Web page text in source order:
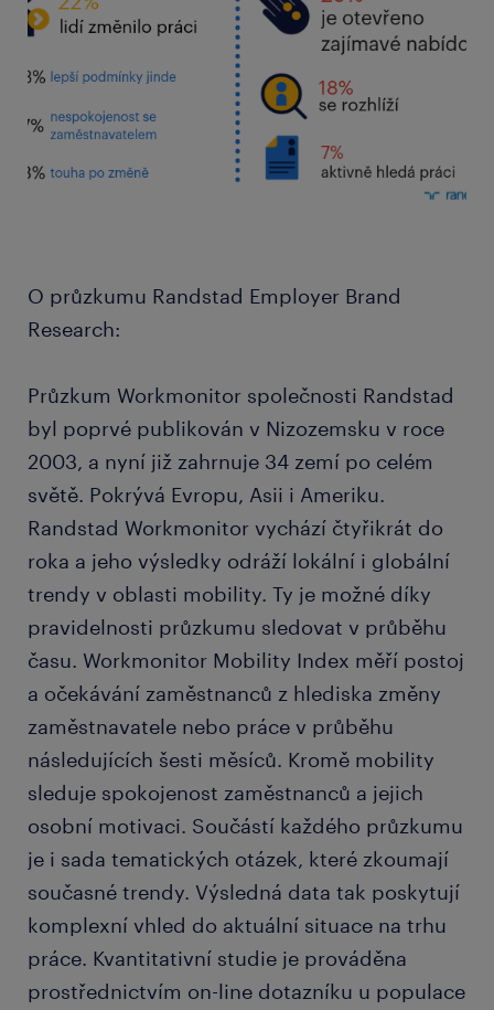
O průzkumu Randstad Employer Brand
Research:
Průzkum Workmonitor společnosti Randstad
byl poprvé publikován v Nizozemsku v roce
2003, a nyní již zahrnuje 34 zemí po celém
světě. Pokrývá Evropu, Asii i Ameriku.
Randstad Workmonitor vychází čtyřikrát do
roka a jeho výsledky odráží lokální i globální
trendy v oblasti mobility. Ty je možné díky
pravidelnosti průzkumu sledovat v průběhu
času. Workmonitor Mobility Index měří postoj
a očekávání zaměstnanců z hlediska změny
zaměstnavatele nebo práce v průběhu
následujících šesti měsíců. Kromě mobility
sleduje spokojenost zaměstnanců a jejich
osobní motivaci. Součástí každého průzkumu
je i sada tematických otázek, které zkoumají
současné trendy. Výsledná data tak poskytují
komplexní vhled do aktuální situace na trhu
práce. Kvantitativní studie je prováděna
prostřednictvím on-line dotazníku u populace